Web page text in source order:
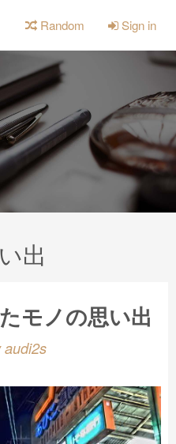
Random Sign in
出
モノの思い出
audi2s